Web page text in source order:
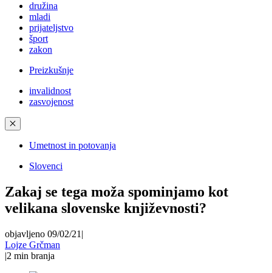
družina
mladi
prijateljstvo
šport
zakon
Preizkušnje
invalidnost
zasvojenost
✕
Umetnost in potovanja
Slovenci
Zakaj se tega moža spominjamo kot
velikana slovenske književnosti?
objavljeno 09/02/21 |
Lojze Grčman
|2 min branja